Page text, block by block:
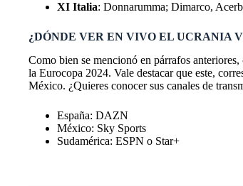
XI Italia: Donnarumma; Dimarco,
¿DÓNDE VER EN VIVO EL UCRANIA
Como bien se mencionó en párrafos
la Eurocopa 2024. Vale destacar que este,
México. ¿Quieres conocer sus canales de
España: DAZN
México: Sky Sports
Sudamérica: ESPN o Star+